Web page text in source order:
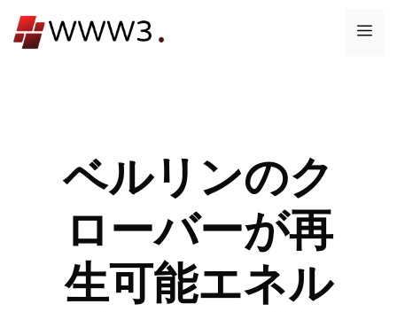
ン
メ
ベルリンのク
ローバーが再
生可能エネル